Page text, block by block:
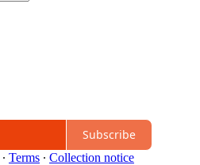
Subscribe
∙ Terms ∙ Collection notice